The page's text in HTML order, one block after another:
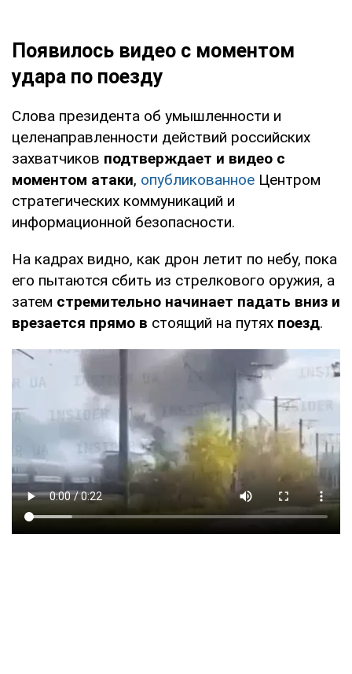
Появилось видео с моментом
удара по поезду
Слова президента об умышленности и
целенаправленности действий российских
захватчиков подтверждает и видео с
моментом атаки, опубликованное Центром
стратегических коммуникаций и
информационной безопасности.
На кадрах видно, как дрон летит по небу, пока
его пытаются сбить из стрелкового оружия, а
затем стремительно начинает падать вниз и
врезается прямо в стоящий на путях поезд.